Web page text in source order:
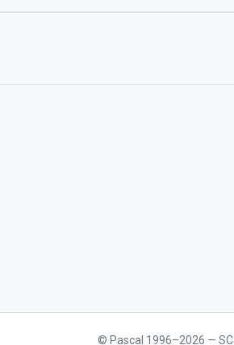
© Pascal 1996–2026 —